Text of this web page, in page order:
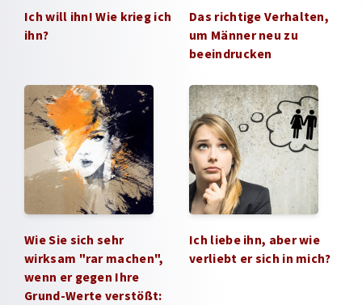
Ich will ihn! Wie krieg ich
ihn?
Das richtige Verhalten,
um Männer neu zu
beeindrucken
Wie Sie sich sehr
wirksam "rar machen",
wenn er gegen Ihre
Grund-Werte verstößt:
Ich liebe ihn, aber wie
verliebt er sich in mich?